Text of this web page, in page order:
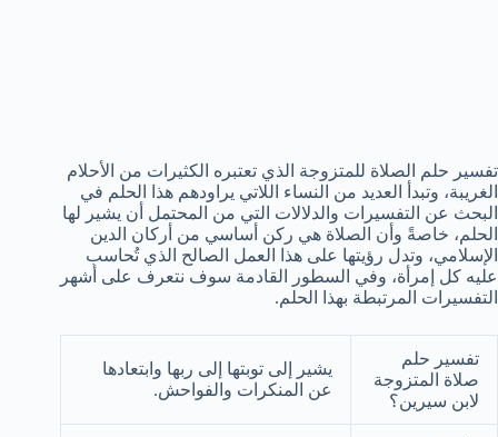
تفسير حلم الصلاة للمتزوجة الذي تعتبره الكثيرات من الأحلام
الغريبة، وتبدأ العديد من النساء اللاتي يراودهم هذا الحلم في
البحث عن التفسيرات والدلالات التي من المحتمل أن يشير لها
الحلم، خاصةً وأن الصلاة هي ركن أساسي من أركان الدين
الإسلامي، وتدل رؤيتها على هذا العمل الصالح الذي تُحاسب
عليه كل إمرأة، وفي السطور القادمة سوف نتعرف على أشهر
التفسيرات المرتبطة بهذا الحلم.
تفسير حلم
صلاة المتزوجة
لابن سيرين؟
يشير إلى توبتها إلى ربها وابتعادها
عن المنكرات والفواحش.